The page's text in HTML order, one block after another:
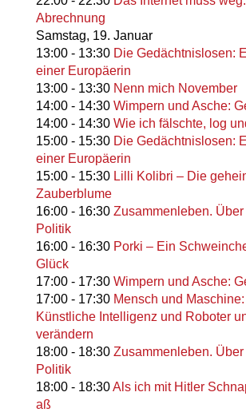
Abrechnung
Samstag, 19. Januar
13:00- 13:30 Die Gedächtnislosen:
einer Europäerin
13:00- 13:30 Nenn mich November
14:00- 14:30 Wimpern und Asche:
14:00- 14:30 Wie ich fälschte, log
15:00- 15:30 Die Gedächtnislosen:
einer Europäerin
15:00- 15:30 Lilli Kolibri – Die
Zauberblume
16:00- 16:30 Zusammenleben.
Politik
16:00- 16:30 Porki – Ein
Glück
17:00- 17:30 Wimpern und Asche:
17:00- 17:30 Mensch und
Künstliche Intelligenz und Roboter
verändern
18:00- 18:30 Zusammenleben.
Politik
18:00- 18:30Als ich mit Hitler
aß